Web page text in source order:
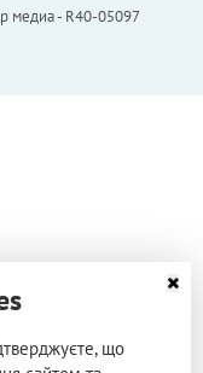
медиа - R40-05097
що